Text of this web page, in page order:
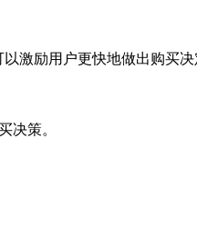
激励用户更快地做出购买决
决策。